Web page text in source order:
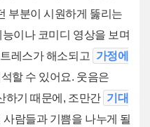
부분이 시원하게 뚫리는
이나 코미디 영상을 보며
레스가 해소되고 가정에
할 수 있어요. 웃음은
하기 때문에, 조만간 기대
사람들과 기쁨을 나누게 될